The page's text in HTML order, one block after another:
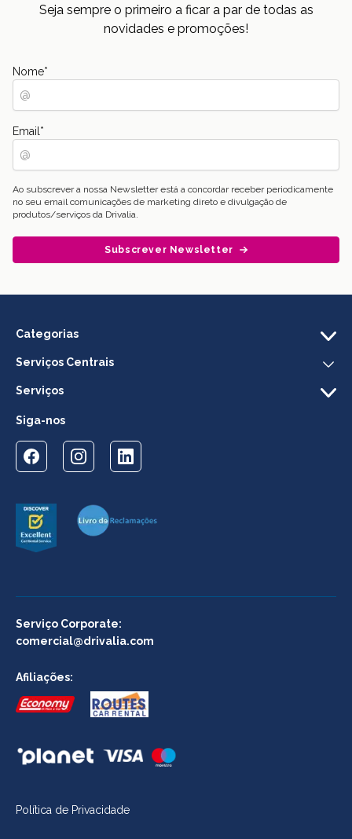
Seja sempre o primeiro a ficar a par de todas as
novidades e promoções!
Nome*
Email*
Ao subscrever a nossa Newsletter está a concordar receber periodicamente
no seu email comunicações de marketing direto e divulgação de
produtos/serviços da Drivalia.
Subscrever Newsletter
Categorias
Serviços Centrais
Serviços
Siga-nos
Serviço Corporate:
comercial@drivalia.com
Afiliações:
Política de Privacidade